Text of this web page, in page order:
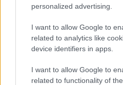
personalized advertising.
I want to allow Google to
related to analytics like
device identifiers in apps.
I want to allow Google to
related to functionality of
Αθήνας